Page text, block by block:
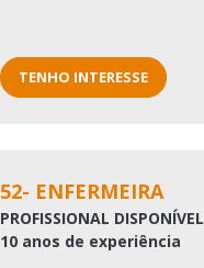
TENHO INTERESSE
52- ENFERMEIRA
PROFISSIONAL DISPONÍVEL
10 anos de experiência